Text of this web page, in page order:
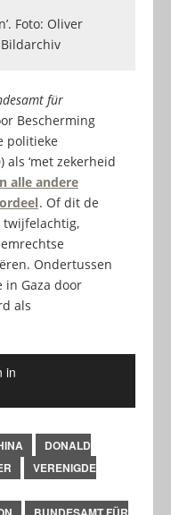
Foto: Oliver
für
Bescherming
politieke
als ‘met zekerheid
alle andere
. Of dit de
twijfelachtig,
Ondertussen
in Gaza door
als
in
DONALD
VERENIGDE